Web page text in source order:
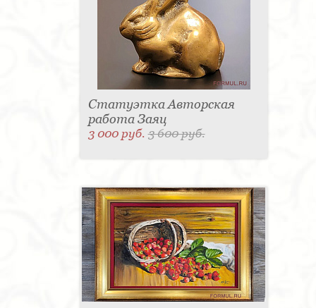
Статуэтка Авторская
работа Заяц
3 000 руб.3 600 руб.